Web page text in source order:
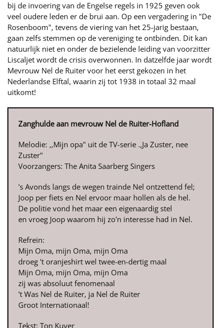
bij de invoering van de Engelse regels in 1925 geven ook
veel oudere leden er de brui aan. Op een vergadering in "De
Rosenboom", tevens de viering van het 25-jarig bestaan,
gaan zelfs stemmen op de vereniging te ontbinden. Dit kan
natuurlijk niet en onder de bezielende leiding van voorzitter
Liscaljet wordt de crisis overwonnen. In datzelfde jaar wordt
Mevrouw Nel de Ruiter voor het eerst gekozen in het
Nederlandse Elftal, waarin zij tot 1938 in totaal 32 maal
uitkomt!
Zanghulde aan mevrouw Nel de Ruiter-Hofland
Melodie: ,,Mijn opa" uit de TV-serie .,Ja Zuster, nee
Zuster"
Voorzangers: The Anita Saarberg Singers
's Avonds langs de wegen trainde Nel ontzettend fel;
Joop per fiets en Nel ervoor maar hollen als de hel.
De politie vond het maar een eigenaardig stel
en vroeg Joop waarom hij zo'n interesse had in Nel.
Refrein:
Mijn Oma, mijn Oma, mijn Oma
droeg 't oranjeshirt wel twee-en-dertig maal
Mijn Oma, mijn Oma, mijn Oma
zij was absoluut fenomenaal
't Was Nel de Ruiter, ja Nel de Ruiter
Groot Internationaal!
Tekst: Ton Kuyer